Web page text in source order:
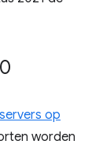
op
worden